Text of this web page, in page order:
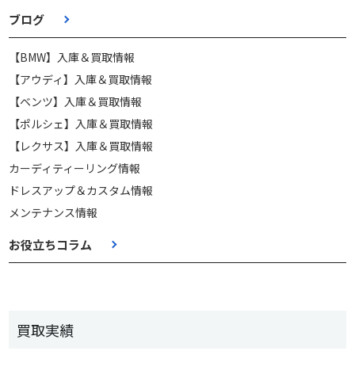
ブログ
【BMW】入庫＆買取情報
【アウディ】入庫＆買取情報
【ベンツ】入庫＆買取情報
【ポルシェ】入庫＆買取情報
【レクサス】入庫＆買取情報
カーディティーリング情報
ドレスアップ＆カスタム情報
メンテナンス情報
お役立ちコラム
買取実績